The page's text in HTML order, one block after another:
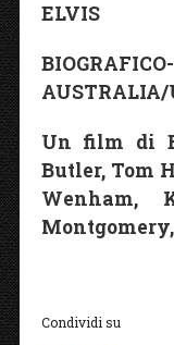
ELVIS
Un film di
Butler, Tom
Wenham,
Condividi su